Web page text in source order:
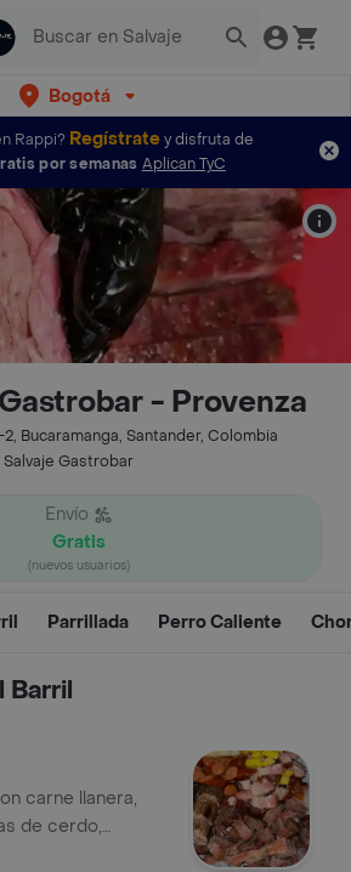
Bogotá
Rappi? Regístratey disfruta de
por semanas Aplican TyC
- Provenza
Bucaramanga, Santander, Colombia
Gastrobar
Envío
Gratis
(nuevos usuarios)
Parrillada Perro Caliente
Barril
carne llanera,
de cerdo,
piña asada y